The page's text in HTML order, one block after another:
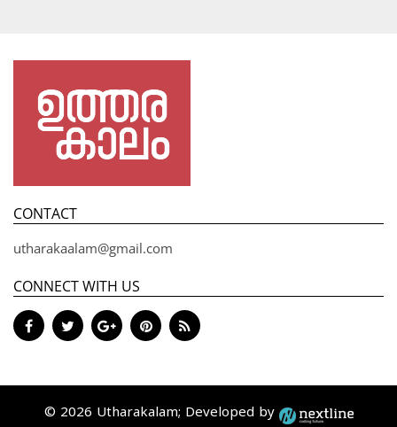
CONTACT
utharakaalam@gmail.com
CONNECT WITH US
© 2026 Utharakalam; Developed by